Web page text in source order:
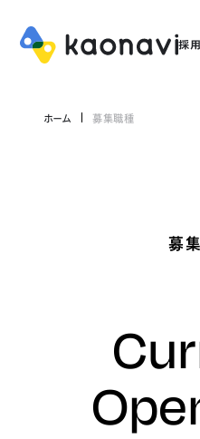
ホーム 募集職種
募